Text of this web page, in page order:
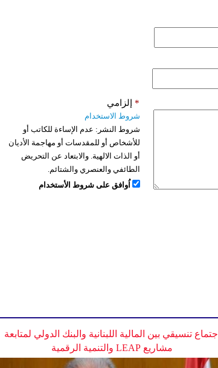
إلزامي *
شروط الاستخدام
شروط النشر: عدم الإساءة للكاتب أو
للأشخاص أو للمقدسات أو مهاجمة الأديان
أو الذات الالهية. والابتعاد عن التحريض
الطائفي والعنصري والشتائم.
اُوافق على شروط الأستخدام
اجتماع تنسيقي بين المالية اللبنانية والبنك الدولي لمتابعة
مشاريع LEAP والتنمية الرقمية